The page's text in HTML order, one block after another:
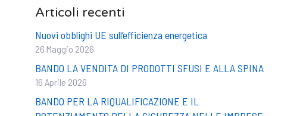
Articoli recenti
Nuovi obblighi UE sull’efficienza energetica
26 Maggio 2026
BANDO LA VENDITA DI PRODOTTI SFUSI E ALLA SPINA
16 Aprile 2026
BANDO PER LA RIQUALIFICAZIONE E IL